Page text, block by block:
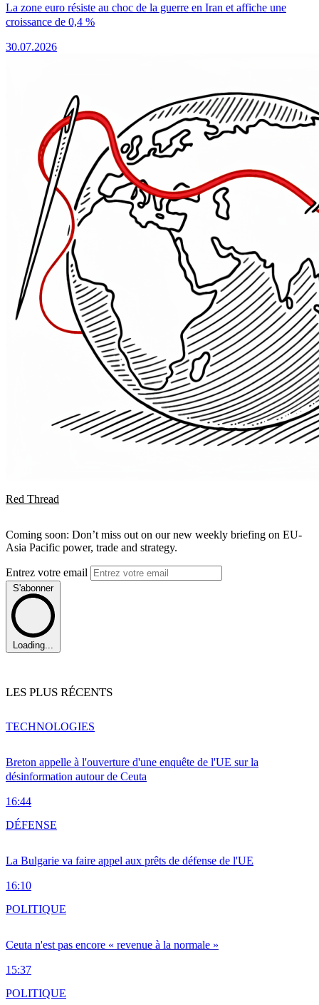
La zone euro résiste au choc de la guerre en Iran et affiche une
croissance de 0,4 %
30.07.2026
Red Thread
Coming soon: Don’t miss out on our new weekly briefing on EU-
Asia Pacific power, trade and strategy.
Entrez votre email
S'abonner
Loading...
LES PLUS RÉCENTS
Breton appelle à l'ouverture d'une enquête de l'UE sur la
désinformation autour de Ceuta
16:44
TECHNOLOGIES
La Bulgarie va faire appel aux prêts de défense de l'UE
16:10
DÉFENSE
Ceuta n'est pas encore « revenue à la normale »
15:37
POLITIQUE
POLITIQUE